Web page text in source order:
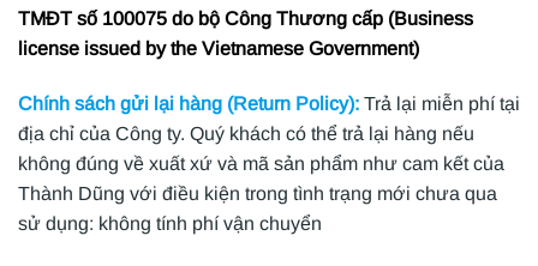
TMĐT số 100075 do bộ Công Thương cấp (Business
license issued by the Vietnamese Government)
Chính sách gửi lại hàng (Return Policy): Trả lại miễn phí tại
địa chỉ của Công ty. Quý khách có thể trả lại hàng nếu
không đúng về xuất xứ và mã sản phẩm như cam kết của
Thành Dũng với điều kiện trong tình trạng mới chưa qua
sử dụng: không tính phí vận chuyển